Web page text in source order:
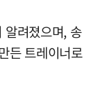
려졌으며, 송
든 트레이너로